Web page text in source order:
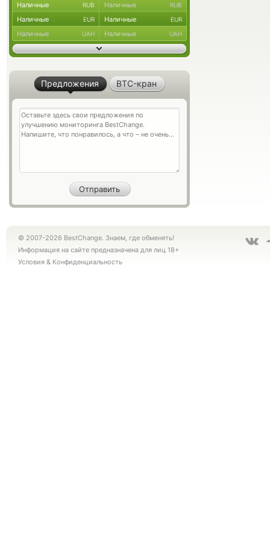
Наличные RUB Наличные RUB
Наличные EUR Наличные EUR
Наличные UAH Наличные UAH
Предложения BTC-кран
© 2007-2026 BestChange. Знаем, где обменять!
Информация на сайте предназначена для лиц 18+
Условия & Конфиденциальность